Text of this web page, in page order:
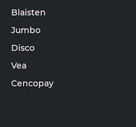
Blaisten
Jumbo
Disco
Vea
Cencopay